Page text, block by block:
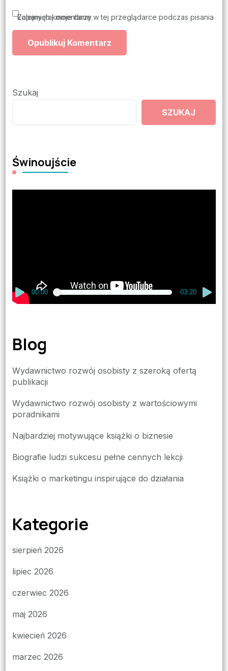
Zapamiętaj moje dane w tej przeglądarce podczas pisania kolejnych komentarzy.
Szukaj
SZUKAJ
Świnoujście
00:00 03:20
Blog
Wydawnictwo rozwój osobisty z szeroką ofertą
publikacji
Wydawnictwo rozwój osobisty z wartościowymi
poradnikami
Najbardziej motywujące książki o biznesie
Biografie ludzi sukcesu pełne cennych lekcji
Książki o marketingu inspirujące do działania
Kategorie
sierpień 2026
lipiec 2026
czerwiec 2026
maj 2026
kwiecień 2026
marzec 2026